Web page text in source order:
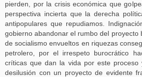
pierden, por la crisis económica que
perspectiva incierta que la derecha
antipopulares que repudiamos.
gobierno abandonar el rumbo del proyecto
de socialismo envueltos en riquezas
petrolero, por el irrespeto burocrático
críticas que dan la vida por este
desilusión con un proyecto de evidente